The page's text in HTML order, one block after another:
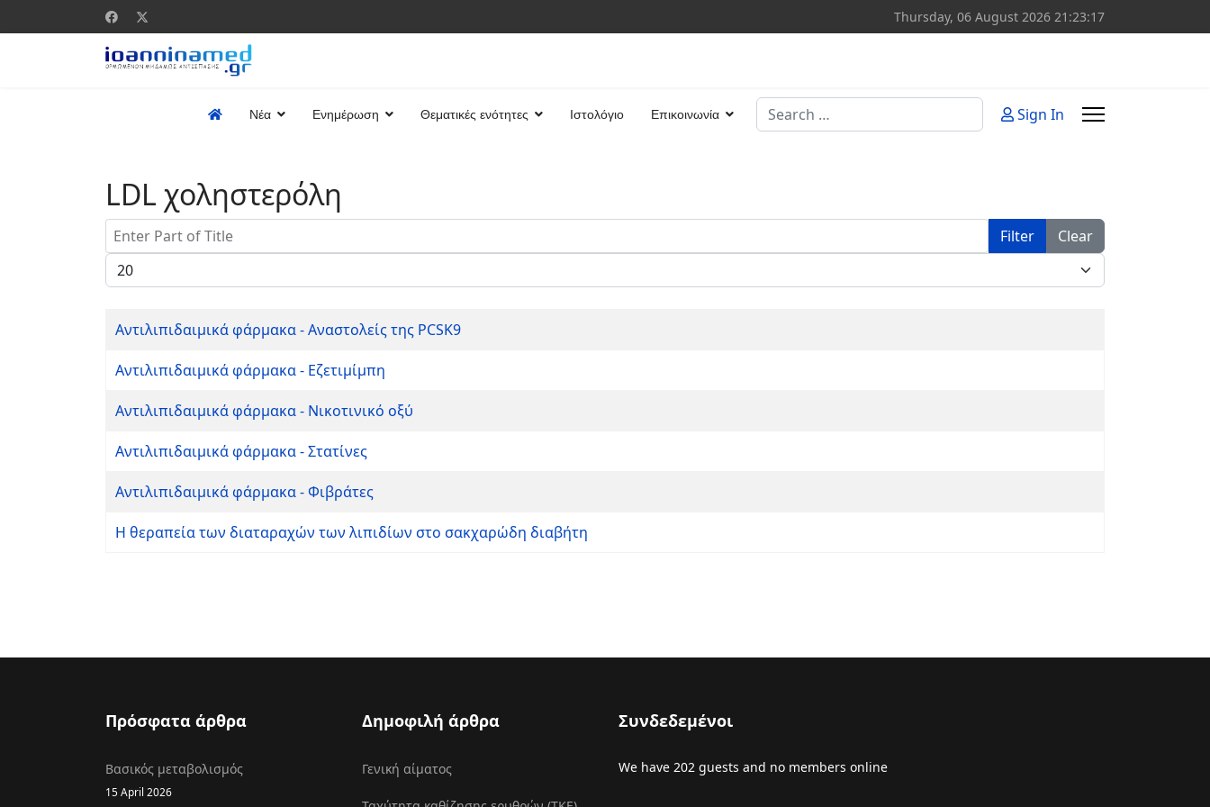
Thursday, 06 August 2026 21:23:17
Νέα Ενημέρωση Θεματικές ενότητες Ιστολόγιο Επικοινωνία
Search
Sign In
LDL χοληστερόλη
Enter Part of Title Filter
Clear
Display #
Αντιλιπιδαιμικά φάρμακα - Αναστολείς της PCSK9
Αντιλιπιδαιμικά φάρμακα - Εζετιμίμπη
Αντιλιπιδαιμικά φάρμακα - Νικοτινικό οξύ
Αντιλιπιδαιμικά φάρμακα - Στατίνες
Αντιλιπιδαιμικά φάρμακα - Φιβράτες
Η θεραπεία των διαταραχών των λιπιδίων στο σακχαρώδη διαβήτη
Πρόσφατα άρθρα
Βασικός μεταβολισμός
15 April 2026
Δημοφιλή άρθρα
Γενική αίματος
Συνδεδεμένοι
We have 202 guests and no members online